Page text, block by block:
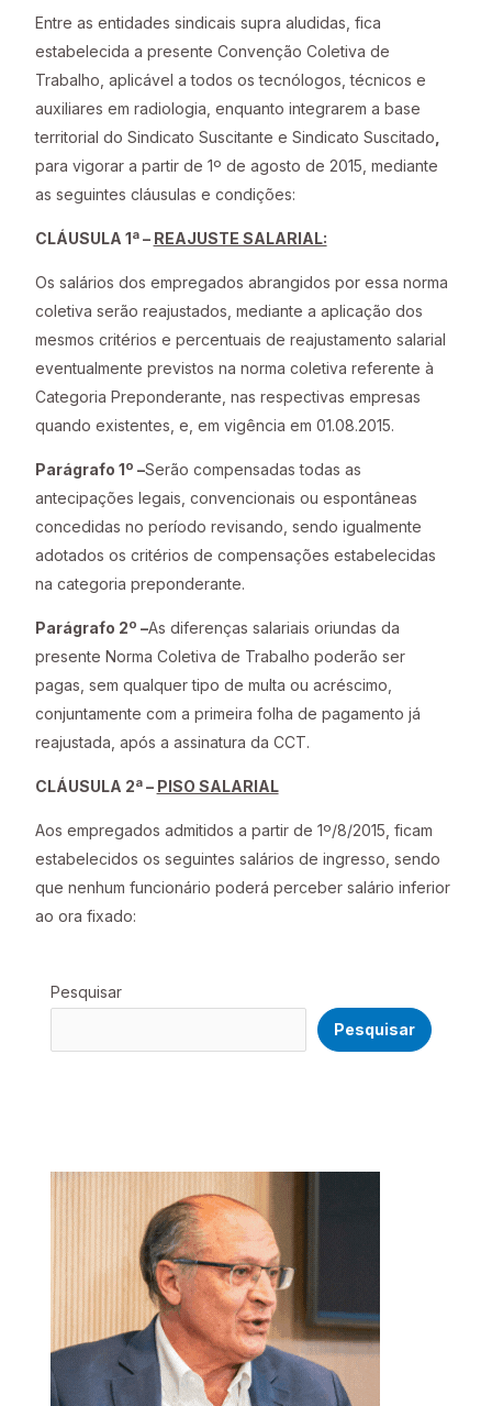
Entre as entidades sindicais supra aludidas, fica
estabelecida a presente Convenção Coletiva de
Trabalho, aplicável a todos os tecnólogos, técnicos e
auxiliares em radiologia, enquanto integrarem a base
territorial do Sindicato Suscitante e Sindicato Suscitado
para vigorar a partir de 1º de agosto de 2015, mediante
as seguintes cláusulas e condições:
CLÁUSULA 1ª – REAJUSTE SALARIAL:
Os salários dos empregados abrangidos por essa norma
coletiva serão reajustados, mediante a aplicação dos
mesmos critérios e percentuais de reajustamento salarial
eventualmente previstos na norma coletiva referente à
Categoria Preponderante, nas respectivas empresas
quando existentes, e, em vigência em 01.08.2015.
Parágrafo 1º –Serão compensadas todas as
antecipações legais, convencionais ou espontâneas
concedidas no período revisando, sendo igualmente
adotados os critérios de compensações estabelecidas
na categoria preponderante.
Parágrafo 2º –As diferenças salariais oriundas da
presente Norma Coletiva de Trabalho poderão ser
pagas, sem qualquer tipo de multa ou acréscimo,
conjuntamente com a primeira folha de pagamento já
reajustada, após a assinatura da CCT.
CLÁUSULA 2ª – PISO SALARIAL
Aos empregados admitidos a partir de 1º/8/2015, ficam
estabelecidos os seguintes salários de ingresso, sendo
que nenhum funcionário poderá perceber salário inferior
ao ora fixado:
Pesquisar
Pesquisar